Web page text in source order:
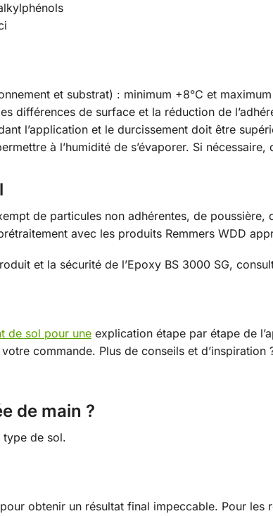
et substrat) : minimum +8°C et
différences de surface et la réduction de
l’application et le durcissement doit être
à l’humidité de s’évaporer. Si
de particules non adhérentes, de poussière,
avec les produits Remmers WDD
et la sécurité de l’Epoxy BS 3000 SG,
de sol pour uneexplication étape par étape de
commande. Plus de conseils et d’inspiration
de main ?
de sol.
obtenir un résultat final impeccable. Pour les